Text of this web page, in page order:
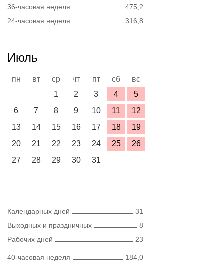
36-часовая неделя
475,2
24-часовая неделя
316,8
Июль
пн вт ср чт пт сб
вс
1
2 3 4
5
6
7 8 9 10 11
12
13
14 15 16 17 18
19
20
21 22 23 24 25
26
27
28 29 30 31
Календарных дней
31
Выходных и праздничных
8
Рабочих дней
23
40-часовая неделя
184,0